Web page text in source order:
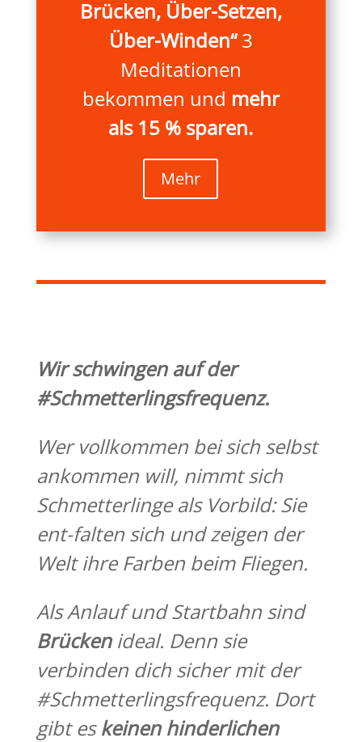
Brücken, Über-Setzen,
Über-Winden“3
Meditationen
bekommen und mehr
als 15 % sparen.
Mehr
Wir schwingen auf der
#Schmetterlingsfrequenz.
Wer vollkommen bei sich selbst
ankommen will, nimmt sich
Schmetterlinge als Vorbild: Sie
ent-falten sich und zeigen der
Welt ihre Farben beim Fliegen.
Als Anlauf und Startbahn sind
Brückenideal. Denn sie
verbinden dich sicher mit der
#Schmetterlingsfrequenz. Dort
gibt eskeinen hinderlichen